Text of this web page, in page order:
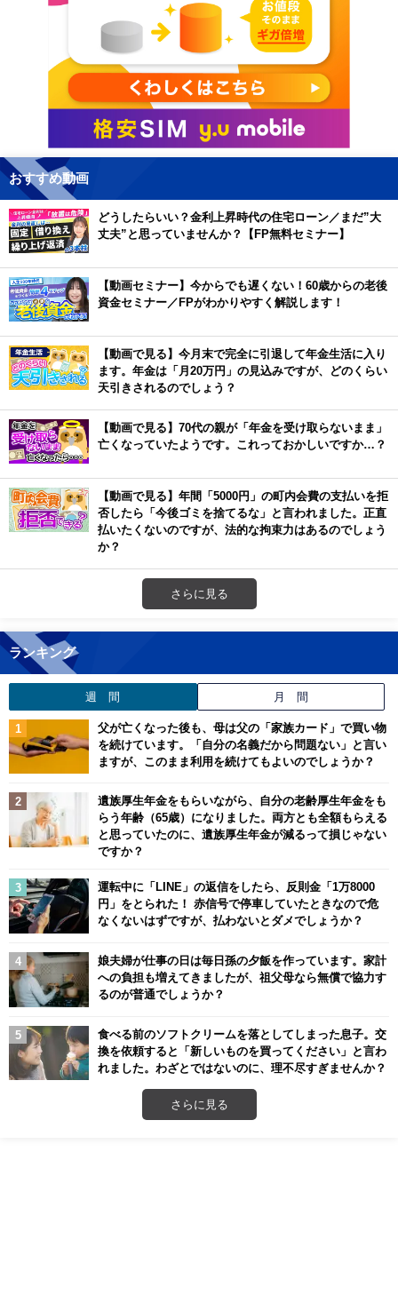
おすすめ動画
どうしたらいい？金利上昇時代の住宅ローン／まだ”大
丈夫”と思っていませんか？【FP無料セミナー】
【動画セミナー】今からでも遅くない！60歳からの老後
資金セミナー／FPがわかりやすく解説します！
【動画で見る】今月末で完全に引退して年金生活に入り
ます。年金は「月20万円」の見込みですが、どのくらい
天引きされるのでしょう？
【動画で見る】70代の親が「年金を受け取らないまま」
亡くなっていたようです。これっておかしいですか…？
【動画で見る】年間「5000円」の町内会費の支払いを拒
否したら「今後ゴミを捨てるな」と言われました。正直
払いたくないのですが、法的な拘束力はあるのでしょう
か？
さらに見る
ランキング
週 間 月 間
父が亡くなった後も、母は父の「家族カード」で買い物
を続けています。「自分の名義だから問題ない」と言い
ますが、このまま利用を続けてもよいのでしょうか？
遺族厚生年金をもらいながら、自分の老齢厚生年金をも
らう年齢（65歳）になりました。両方とも全額もらえる
と思っていたのに、遺族厚生年金が減るって損じゃない
ですか？
運転中に「LINE」の返信をしたら、反則金「1万8000
円」をとられた！ 赤信号で停車していたときなので危
なくないはずですが、払わないとダメでしょうか？
娘夫婦が仕事の日は毎日孫の夕飯を作っています。家計
への負担も増えてきましたが、祖父母なら無償で協力す
るのが普通でしょうか？
食べる前のソフトクリームを落としてしまった息子。交
換を依頼すると「新しいものを買ってください」と言わ
れました。わざとではないのに、理不尽すぎませんか？
さらに見る